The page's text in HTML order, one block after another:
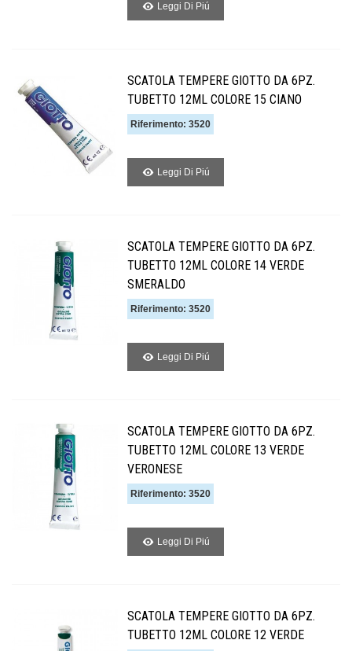
Leggi Di Piú
SCATOLA TEMPERE GIOTTO DA 6PZ.
TUBETTO 12ML COLORE 15 CIANO
Riferimento: 3520
Leggi Di Piú
SCATOLA TEMPERE GIOTTO DA 6PZ.
TUBETTO 12ML COLORE 14 VERDE
SMERALDO
Riferimento: 3520
Leggi Di Piú
SCATOLA TEMPERE GIOTTO DA 6PZ.
TUBETTO 12ML COLORE 13 VERDE
VERONESE
Riferimento: 3520
Leggi Di Piú
SCATOLA TEMPERE GIOTTO DA 6PZ.
TUBETTO 12ML COLORE 12 VERDE